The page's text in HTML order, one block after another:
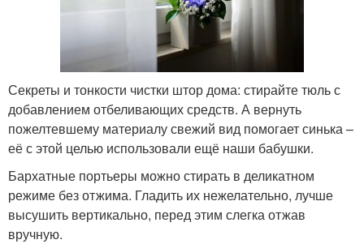
Секреты и тонкости чистки штор дома: стирайте тюль с
добавлением отбеливающих средств. А вернуть
пожелтевшему материалу свежий вид помогает синька –
её с этой целью использовали ещё наши бабушки.
Бархатные портьеры можно стирать в деликатном
режиме без отжима. Гладить их нежелательно, лучше
высушить вертикально, перед этим слегка отжав
вручную.